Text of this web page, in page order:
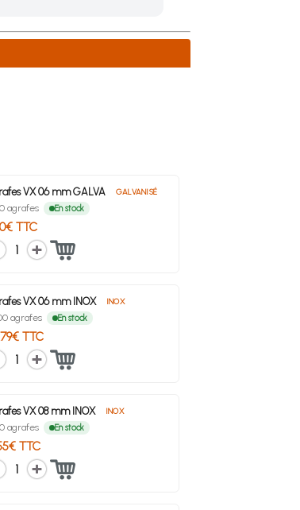
VX 06 mm GALVA GALVANISÉ
agrafes En stock
TTC
1
VX 06 mm INOX INOX
agrafes En stock
TTC
1
VX 08 mm INOX INOX
agrafes En stock
TTC
1